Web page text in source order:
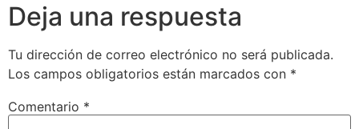
Deja una respuesta
Tu dirección de correo electrónico no será publicada.
Los campos obligatorios están marcados con *
Comentario *